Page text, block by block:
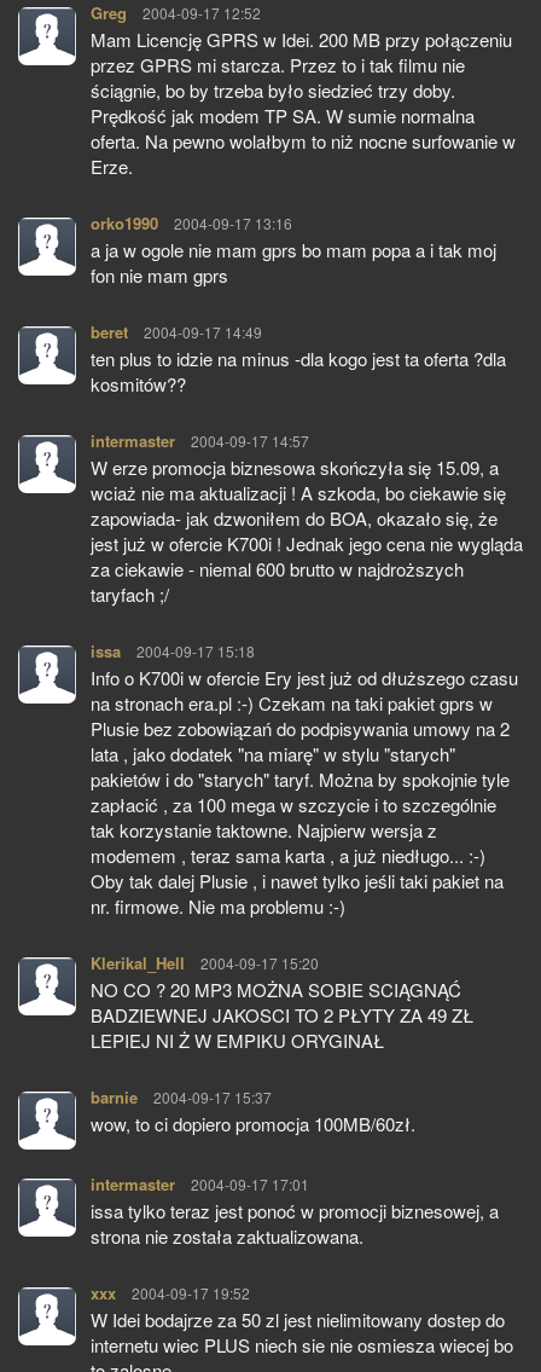
Greg pisze:
2004-09-17 12:52
Mam Licencję GPRS w Idei. 200 MB przy połączeniu
przez GPRS mi starcza. Przez to i tak filmu nie
ściągnie, bo by trzeba było siedzieć trzy doby.
Prędkość jak modem TP SA. W sumie normalna
oferta. Na pewno wolałbym to niż nocne surfowanie w
Erze.
orko1990 pisze:
2004-09-17 13:16
a ja w ogole nie mam gprs bo mam popa a i tak moj
fon nie mam gprs
beret pisze:
2004-09-17 14:49
ten plus to idzie na minus -dla kogo jest ta oferta ?dla
kosmitów??
intermaster pisze:
2004-09-17 14:57
W erze promocja biznesowa skończyła się 15.09, a
wciaż nie ma aktualizacji ! A szkoda, bo ciekawie się
zapowiada- jak dzwoniłem do BOA, okazało się, że
jest już w ofercie K700i ! Jednak jego cena nie wygląda
za ciekawie - niemal 600 brutto w najdroższych
taryfach ;/
issa pisze:
2004-09-17 15:18
Info o K700i w ofercie Ery jest już od dłuższego czasu
na stronach era.pl :-) Czekam na taki pakiet gprs w
Plusie bez zobowiązań do podpisywania umowy na 2
lata , jako dodatek "na miarę" w stylu "starych"
pakietów i do "starych" taryf. Można by spokojnie tyle
zapłacić , za 100 mega w szczycie i to szczególnie
tak korzystanie taktowne. Najpierw wersja z
modemem , teraz sama karta , a już niedługo... :-)
Oby tak dalej Plusie , i nawet tylko jeśli taki pakiet na
nr. firmowe. Nie ma problemu :-)
Klerikal_Hell pisze:
2004-09-17 15:20
NO CO ? 20 MP3 MOŻNA SOBIE SCIĄGNĄĆ
BADZIEWNEJ JAKOSCI TO 2 PŁYTY ZA 49 ZŁ
LEPIEJ NI Ż W EMPIKU ORYGINAŁ
barnie pisze:
2004-09-17 15:37
wow, to ci dopiero promocja 100MB/60zł.
intermaster pisze:
2004-09-17 17:01
issa tylko teraz jest ponoć w promocji biznesowej, a
strona nie została zaktualizowana.
xxx pisze:
2004-09-17 19:52
W Idei bodajrze za 50 zl jest nielimitowany dostep do
internetu wiec PLUS niech sie nie osmiesza wiecej bo